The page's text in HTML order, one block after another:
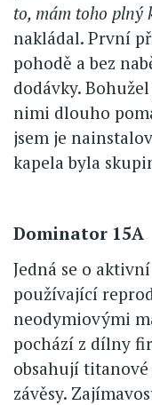
to, mám toho plný
nakládal. První
pohodě a bez
dodávky.
nimi dlouho
jsem je
kapela byla
Dominator 15A
Jedná se o
používající
neodymiovými
pochází z dílny
obsahují
závěsy.